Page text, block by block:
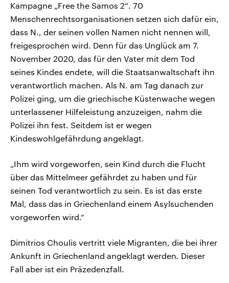
Kampagne „Free the Samos 2“. 70
Menschenrechtsorganisationen setzen sich dafür ein,
dass N., der seinen vollen Namen nicht nennen will,
freigesprochen wird. Denn für das Unglück am 7.
November 2020, das für den Vater mit dem Tod
seines Kindes endete, will die Staatsanwaltschaft ihn
verantwortlich machen. Als N. am Tag danach zur
Polizei ging, um die griechische Küstenwache wegen
unterlassener Hilfeleistung anzuzeigen, nahm die
Polizei ihn fest. Seitdem ist er wegen
Kindeswohlgefährdung angeklagt.
„Ihm wird vorgeworfen, sein Kind durch die Flucht
über das Mittelmeer gefährdet zu haben und für
seinen Tod verantwortlich zu sein. Es ist das erste
Mal, dass das in Griechenland einem Asylsuchenden
vorgeworfen wird.“
Dimitrios Choulis vertritt viele Migranten, die bei ihrer
Ankunft in Griechenland angeklagt werden. Dieser
Fall aber ist ein Präzedenzfall.